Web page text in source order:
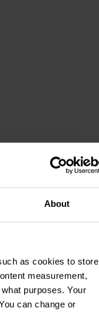
About
as cookies to store
measurement,
purposes. Your
can change or